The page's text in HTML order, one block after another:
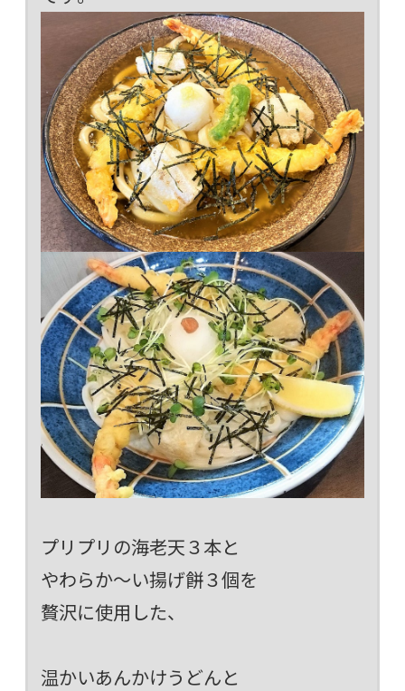
プリプリの海老天３本と
やわらか～い揚げ餅３個を
贅沢に使用した、
温かいあんかけうどんと